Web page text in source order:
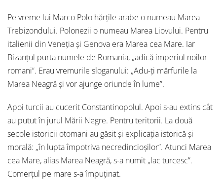
Pe vreme lui Marco Polo hărțile arabe o numeau Marea
Trebizondului. Polonezii o numeau Marea Liovului. Pentru
italienii din Veneția și Genova era Marea cea Mare. Iar
Bizanțul purta numele de Romania, „adică imperiul noilor
romani”. Erau vremurile sloganului: „Adu-ți mărfurile la
Marea Neagră și vor ajunge oriunde în lume”.
Apoi turcii au cucerit Constantinopolul. Apoi s-au extins cât
au putut în jurul Mării Negre. Pentru teritorii. La două
secole istoricii otomani au găsit și explicația istorică și
morală: „în lupta împotriva necredincioșilor”. Atunci Marea
cea Mare, alias Marea Neagră, s-a numit „lac turcesc”.
Comerțul pe mare s-a împuținat.